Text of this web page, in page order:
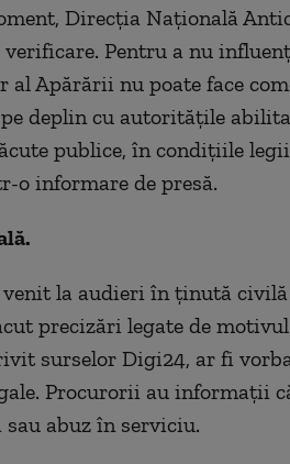
Direcția Națională
verificare. Pentru a nu
al Apărării nu poate face
pe deplin cu autoritățile
publice, în condițiile
o informare de presă.
venit la audieri în ţinută
precizări legate de
surselor Digi24, ar fi
Procurorii au informații
sau abuz în serviciu.